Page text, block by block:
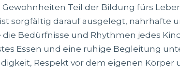
Teil der Bildung fürs
sorgfältig darauf ausgelegt, nahrhafte
Bedürfnisse und Rhythmen jedes
Essen und eine ruhige Begleitung
Respekt vor dem eigenen Körper